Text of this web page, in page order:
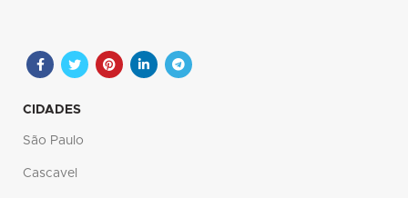
CIDADES
São Paulo
Cascavel